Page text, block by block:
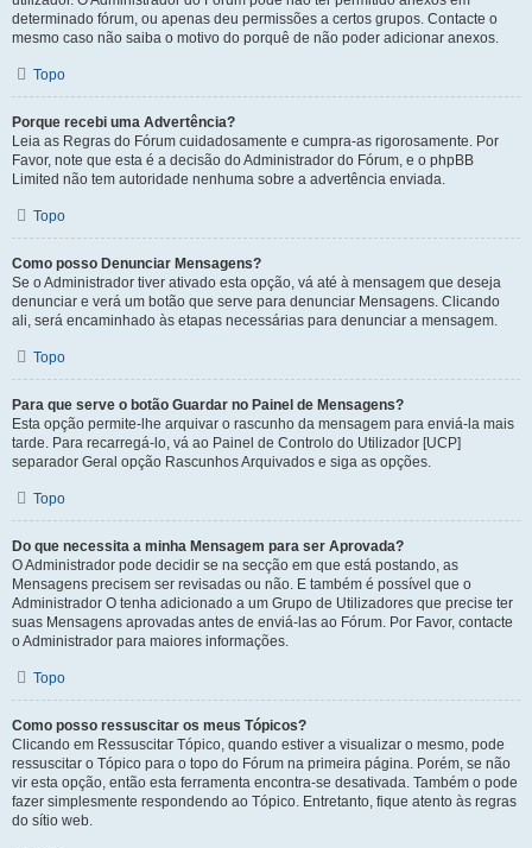
determinado fórum, ou apenas deu permissões a certos grupos. Contacte o
mesmo caso não saiba o motivo do porquê de não poder adicionar anexos.
Topo
Porque recebi uma Advertência?
Leia as Regras do Fórum cuidadosamente e cumpra-as rigorosamente. Por
Favor, note que esta é a decisão do Administrador do Fórum, e o phpBB
Limited não tem autoridade nenhuma sobre a advertência enviada.
Topo
Como posso Denunciar Mensagens?
Se o Administrador tiver ativado esta opção, vá até à mensagem que deseja
denunciar e verá um botão que serve para denunciar Mensagens. Clicando
ali, será encaminhado às etapas necessárias para denunciar a mensagem.
Topo
Para que serve o botão Guardar no Painel de Mensagens?
Esta opção permite-lhe arquivar o rascunho da mensagem para enviá-la mais
tarde. Para recarregá-lo, vá ao Painel de Controlo do Utilizador [UCP]
separador Geral opção Rascunhos Arquivados e siga as opções.
Topo
Do que necessita a minha Mensagem para ser Aprovada?
O Administrador pode decidir se na secção em que está postando, as
Mensagens precisem ser revisadas ou não. E também é possível que o
Administrador O tenha adicionado a um Grupo de Utilizadores que precise ter
suas Mensagens aprovadas antes de enviá-las ao Fórum. Por Favor, contacte
o Administrador para maiores informações.
Topo
Como posso ressuscitar os meus Tópicos?
Clicando em Ressuscitar Tópico, quando estiver a visualizar o mesmo, pode
ressuscitar o Tópico para o topo do Fórum na primeira página. Porém, se não
vir esta opção, então esta ferramenta encontra-se desativada. Também o pode
fazer simplesmente respondendo ao Tópico. Entretanto, fique atento às regras
do sítio web.